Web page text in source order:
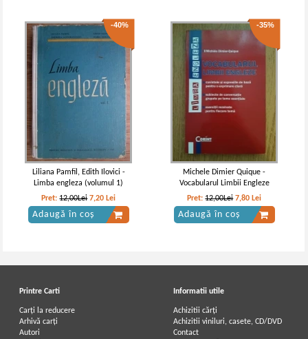
-40%
Liliana Pamfil, Edith Ilovici -
Limba engleza (volumul 1)
Pret:12,00Lei 7,20 Lei
Adaugă în coș
-35%
Michele Dimier Quique -
Vocabularul Limbii Engleze
Pret:12,00Lei 7,80 Lei
Adaugă în coș
Printre Carti
Carți la reducere
Arhivă carți
Autori
Informatii utile
Achizitii cărți
Achizitii viniluri, casete, CD/DVD
Contact